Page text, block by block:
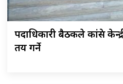
पदाधिकारी बैठकले कांग्रेस
तय गर्ने